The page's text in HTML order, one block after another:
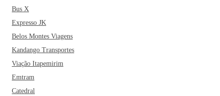
Bus X
Expresso JK
Belos Montes Viagens
Kandango Transportes
Viação Itapemirim
Emtram
Catedral